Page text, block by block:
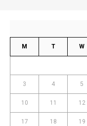
M T W
3 4 5
10 11 12
17 18 19